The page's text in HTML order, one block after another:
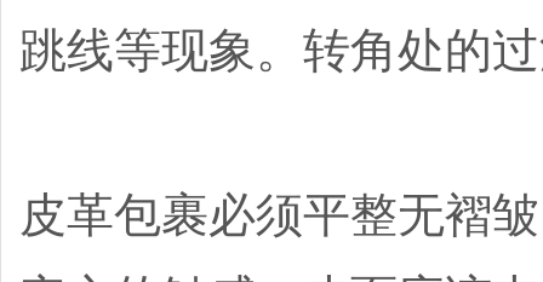
跳线等现象。转角处的
皮革包裹必须平整无褶